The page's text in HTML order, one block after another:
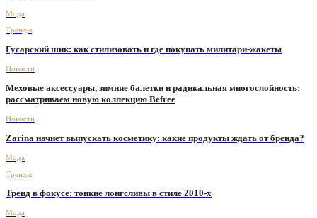
Мода
Тренды
Гусарский шик: как стилизовать и где покупать милитари-жакеты
Новости
Меховые аксессуары, зимние балетки и радикальная многослойность:
рассматриваем новую коллекцию Befree
Новости
Zarina начнет выпускать косметику: какие продукты ждать от бренда?
Мода
Тренды
Тренд в фокусе: тонкие лонгсливы в стиле 2010-х
Мода